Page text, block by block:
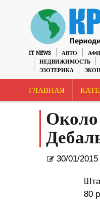
IT NEWS АВТО
НЕДВИЖИМОСТЬ
ЭЗОТЕРИКА
ГЛАВНАЯ
Около
30/01/2015
80